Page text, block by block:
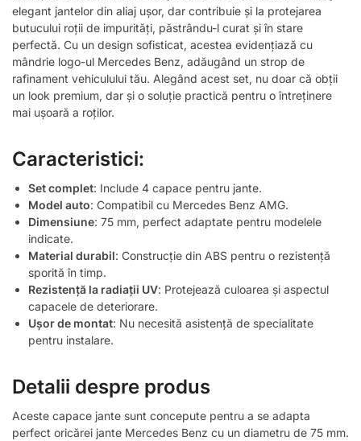
elegant jantelor din aliaj ușor, dar contribuie și la protejarea
butucului roții de impurități, păstrându-l curat și în stare
perfectă. Cu un design sofisticat, acestea evidențiază cu
mândrie logo-ul Mercedes Benz, adăugând un strop de
rafinament vehiculului tău. Alegând acest set, nu doar că obții
un look premium, dar și o soluție practică pentru o întreținere
mai ușoară a roților.
Caracteristici:
Set complet: Include 4 capace pentru jante.
Model auto: Compatibil cu Mercedes Benz AMG.
Dimensiune: 75 mm, perfect adaptate pentru modelele
indicate.
Material durabil: Construcție din ABS pentru o rezistență
sporită în timp.
Rezistență la radiații UV: Protejează culoarea și aspectul
capacele de deteriorare.
Ușor de montat: Nu necesită asistență de specialitate
pentru instalare.
Detalii despre produs
Aceste capace jante sunt concepute pentru a se adapta
perfect oricărei jante Mercedes Benz cu un diametru de 75 mm.